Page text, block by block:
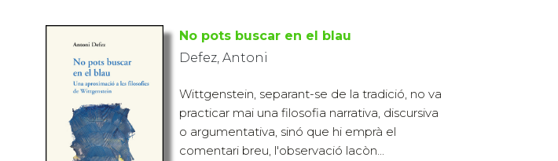
No pots buscar en el blau
Defez, Antoni
Wittgenstein, separant-se de la tradició, no va
practicar mai una filosofia narrativa, discursiva
o argumentativa, sinó que hi emprà el
comentari breu, l'observació lacòn...